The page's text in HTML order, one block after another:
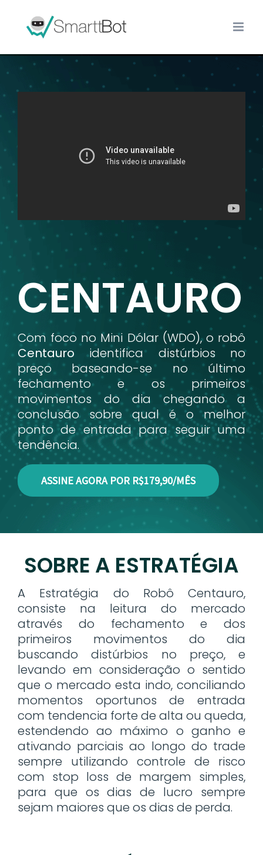
CENTAURO
Com foco no Mini Dólar (WDO), o robô
Centauro identifica distúrbios no
preço baseando-se no último
fechamento e os primeiros
movimentos do dia chegando a
conclusão sobre qual é o melhor
ponto de entrada para seguir uma
tendência.
ASSINE AGORA POR R$179,90/MÊS
SOBRE A ESTRATÉGIA
A Estratégia do Robô Centauro,
consiste na leitura do mercado
através do fechamento e dos
primeiros movimentos do dia
buscando distúrbios no preço, e
levando em consideração o sentido
que o mercado esta indo, conciliando
momentos oportunos de entrada
com tendencia forte de alta ou queda,
estendendo ao máximo o ganho e
ativando parciais ao longo do trade
sempre utilizando controle de risco
com stop loss de margem simples,
para que os dias de lucro sempre
sejam maiores que os dias de perda.